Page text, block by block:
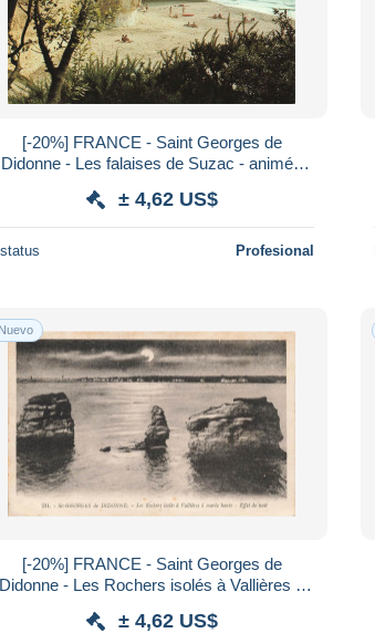
[-20%] FRANCE - Saint Georges de
Didonne - Les falaises de Suzac - animé -
± 4,62 US$
Profesional
Nuevo
[-20%] FRANCE - Saint Georges de
Didonne - Les Rochers isolés à Vallières à
± 4,62 US$